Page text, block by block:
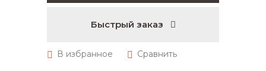
Быстрый заказ